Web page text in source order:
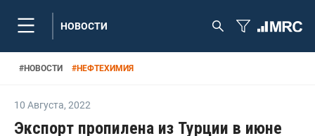
НОВОСТИ
#НОВОСТИ #НЕФТЕХИМИЯ
10 Августа, 2022
Экспорт пропилена из Турции в июне